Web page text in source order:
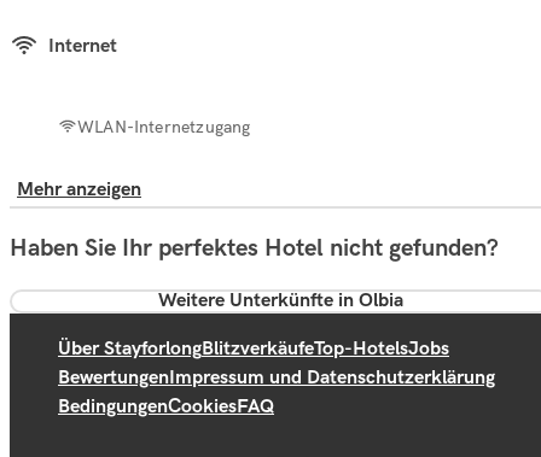
Internet
WLAN-Internetzugang
Mehr anzeigen
Haben Sie Ihr perfektes Hotel nicht gefunden?
Weitere Unterkünfte in Olbia
Über StayforlongBlitzverkäufeTop-HotelsJobs
BewertungenImpressum und Datenschutzerklärung
BedingungenCookiesFAQ